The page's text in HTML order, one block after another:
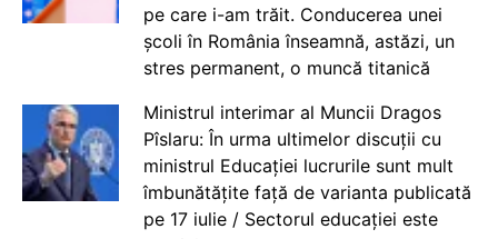
pe care i-am trăit. Conducerea unei
școli în România înseamnă, astăzi, un
stres permanent, o muncă titanică
Ministrul interimar al Muncii Dragos
Pîslaru: În urma ultimelor discuții cu
ministrul Educației lucrurile sunt mult
îmbunătățite față de varianta publicată
pe 17 iulie / Sectorul educației este